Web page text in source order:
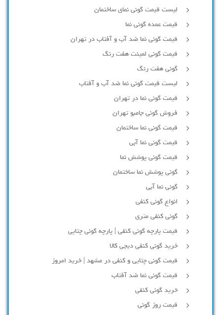
لیست قیمت گونی نمای ساختمان
قیمت عمده گونی نما
قیمت گونی نما ضد آب و آفتاب در تهران
قیمت گونی لمینت هفت رنگ
گونی هفت رنگ
لیست قیمت گونی نما ضد آب و آفتاب
قیمت گونی نما در تهران
فروش گونی جامبو تهران
قیمت گونی نما ساختمان
قیمت گونی نما آبی
قیمت گونی پوشش نما
گونی پوشش نما ساختمان
گونی نما آبی
انواع گونی کنفی
گونی کنفی متری
قیمت پارچه گونی کنفی | پارچه گونی چتایی
خرید گونی کنفی دیجی کالا
قیمت گونی چتایی و کنفی در مشهد | خرید امروز
قیمت گونی نما ضد آفتاب
خرید گونی کنفی
قیمت روز گونی